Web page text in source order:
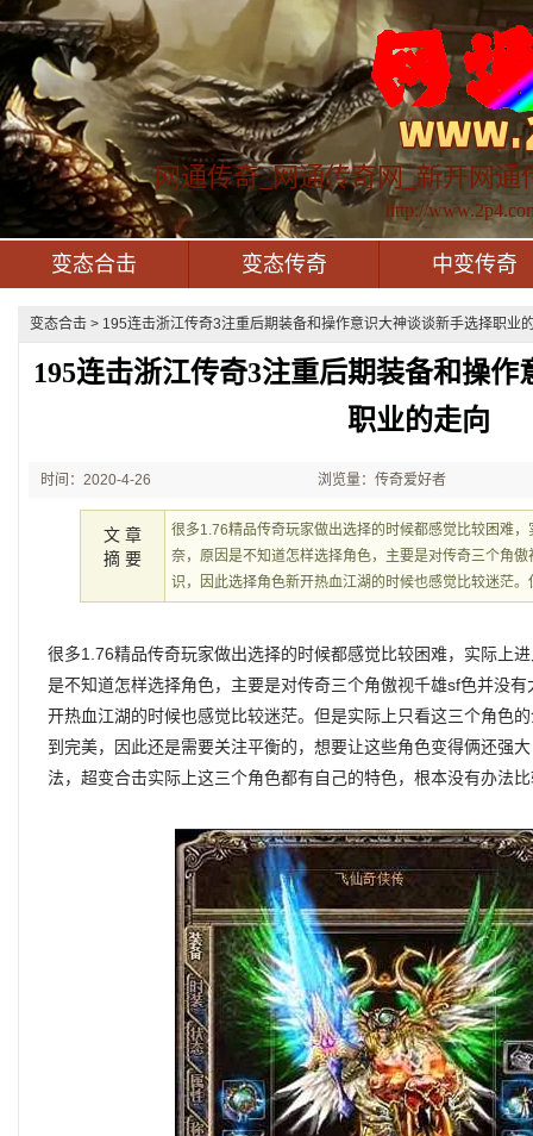
网通传奇_网通传奇网_新开网通
http://
变态合击 变态传奇 中变传奇
变态合击 > 195连击浙江传奇3注重后期装备和操作意识大神谈谈新手选择职业
195连击浙江传奇3注重后期装备和操
职业的走向
时间：2020-4-26
22:43:59
浏览量：传奇爱好者
文 章
摘 要
很多1.76精品传奇玩家做出选择的时候都感觉比较困难
奈，原因是不知道怎样选择角色，主要是对传奇三个角
识，因此选择角色新开热血江湖的时候也感觉比较迷茫
很多1.76精品传奇玩家做出选择的时候都感觉比较困难，实际上
是不知道怎样选择角色，主要是对传奇三个角傲视千雄sf色并没
开热血江湖的时候也感觉比较迷茫。但是实际上只看这三个角色
到完美，因此还是需要关注平衡的，想要让这些角色变得俩还强
法，超变合击实际上这三个角色都有自己的特色，根本没有办法